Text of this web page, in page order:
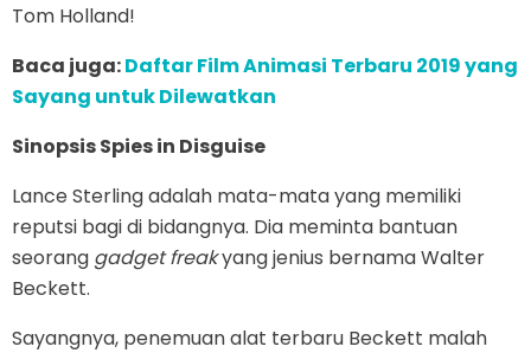
Tom Holland!
Baca juga:Daftar Film Animasi Terbaru 2019 yang
Sayang untuk Dilewatkan
Sinopsis Spies in Disguise
Lance Sterling adalah mata-mata yang memiliki
reputsi bagi di bidangnya. Dia meminta bantuan
seorang gadget freakyang jenius bernama Walter
Beckett.
Sayangnya, penemuan alat terbaru Beckett malah